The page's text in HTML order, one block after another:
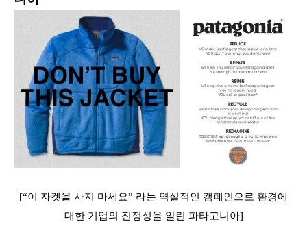
[“이 자켓을 사지 마세요” 라는 역설적인 캠페인으로 환경에
대한 기업의 진정성을 알린 파타고니아]